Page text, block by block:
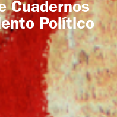
Cuadernos
Político